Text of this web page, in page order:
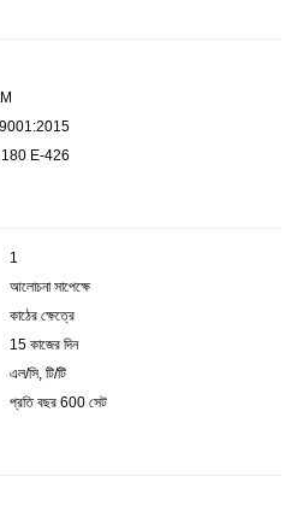
E-426
1
আলোচনা সাপেক্ষে
কাঠের ক্ষেত্রে
15 কাজের দিন
এল/সি, টি/টি
প্রতি বছর 600 সেট